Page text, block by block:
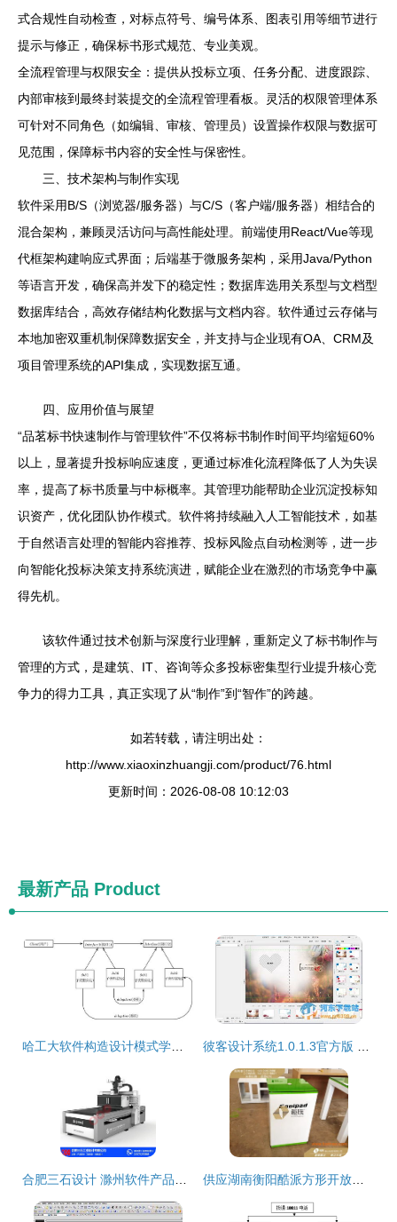
式合规性自动检查，对标点符号、编号体系、图表引用等细节进行
提示与修正，确保标书形式规范、专业美观。
全流程管理与权限安全：提供从投标立项、任务分配、进度跟踪、
内部审核到最终封装提交的全流程管理看板。灵活的权限管理体系
可针对不同角色（如编辑、审核、管理员）设置操作权限与数据可
见范围，保障标书内容的安全性与保密性。
三、技术架构与制作实现
软件采用B/S（浏览器/服务器）与C/S（客户端/服务器）相结合的
混合架构，兼顾灵活访问与高性能处理。前端使用React/Vue等现
代框架构建响应式界面；后端基于微服务架构，采用Java/Python
等语言开发，确保高并发下的稳定性；数据库选用关系型与文档型
数据库结合，高效存储结构化数据与文档内容。软件通过云存储与
本地加密双重机制保障数据安全，并支持与企业现有OA、CRM及
项目管理系统的API集成，实现数据互通。
四、应用价值与展望
“品茗标书快速制作与管理软件”不仅将标书制作时间平均缩短60%
以上，显著提升投标响应速度，更通过标准化流程降低了人为失误
率，提高了标书质量与中标概率。其管理功能帮助企业沉淀投标知
识资产，优化团队协作模式。软件将持续融入人工智能技术，如基
于自然语言处理的智能内容推荐、投标风险点自动检测等，进一步
向智能化投标决策支持系统演进，赋能企业在激烈的市场竞争中赢
得先机。
该软件通过技术创新与深度行业理解，重新定义了标书制作与
管理的方式，是建筑、IT、咨询等众多投标密集型行业提升核心竞
争力的得力工具，真正实现了从“制作”到“智作”的跨越。
如若转载，请注明出处：
http://www.xiaoxinzhuangji.com/product/76.html
更新时间：2026-08-08 10:12:03
最新产品 Product